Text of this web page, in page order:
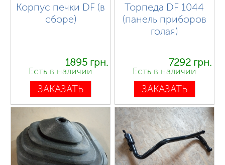
Корпус печки DF (в
сборе)
1895 грн.
Есть в наличии
ЗАКАЗАТЬ
Торпеда DF 1044
(панель приборов
голая)
7292 грн.
Есть в наличии
ЗАКАЗАТЬ